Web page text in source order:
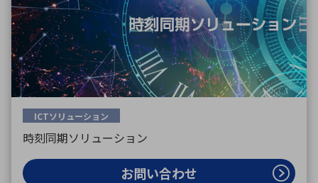
ICTソリューション
時刻同期ソリューション
お問い合わせ